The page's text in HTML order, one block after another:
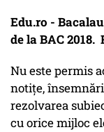
Edu.ro -
de la BAC
Nu este permis
notiţe,
rezolvarea
cu orice mijloc